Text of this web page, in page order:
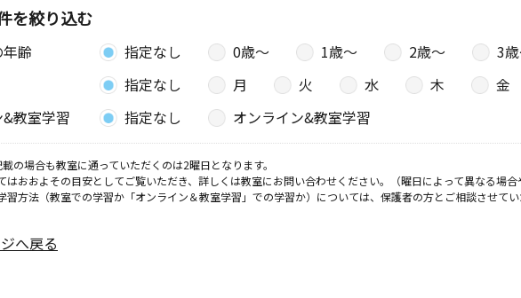
を絞り込む
齢 指定なし 0歳〜 1歳〜 2歳〜 3
指定なし 月 火 水 木 金
教室学習
指定なし オンライン&教室学習
の場合も教室に通っていただくのは2曜日となります。
おおよその目安としてご覧いただき、詳しくは教室にお問い合わせください。（曜日によって異なる場合
方法（教室での学習か「オンライン＆教室学習」での学習か）については、保護者の方とご相談させてい
へ戻る